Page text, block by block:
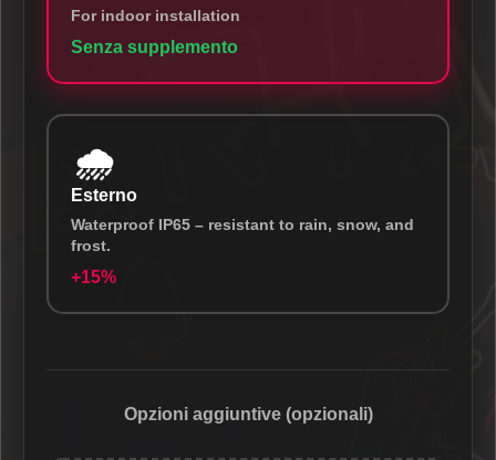
For indoor installation
Senza supplemento
🌧️
Esterno
Waterproof IP65 – resistant to rain, snow, and
frost.
+15%
Opzioni aggiuntive (opzionali)